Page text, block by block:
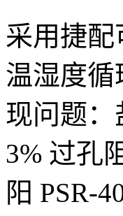
采用捷
温湿度
现问题：
3% 过孔
阳 PSR-